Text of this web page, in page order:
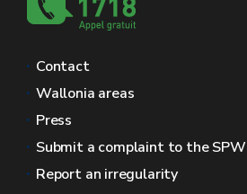
Contact
Wallonia areas
Press
Submit a complaint to the SPW
Report an irregularity